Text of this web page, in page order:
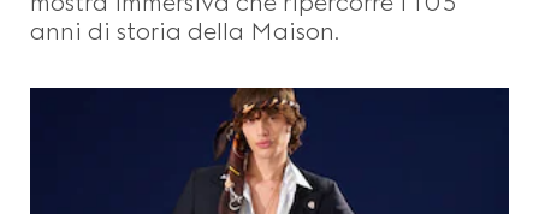
anni di storia della Maison.